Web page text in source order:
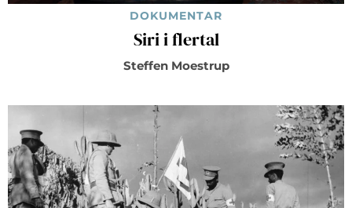
DOKUMENTAR
Siri i flertal
Steffen Moestrup